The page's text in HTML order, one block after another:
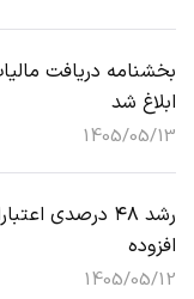
بخشنامه دریافت
ابلاغ شد
1405/05/13
رشد ۴۸ درصدی
افزوده
1405/05/12